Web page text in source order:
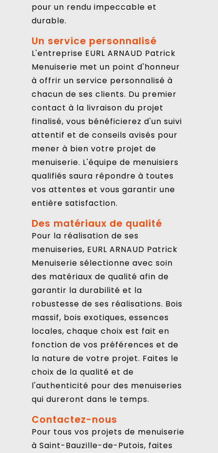
pour un rendu impeccable et
durable.
Un service personnalisé
L'entreprise EURL ARNAUD Patrick
Menuiserie met un point d'honneur
à offrir un service personnalisé à
chacun de ses clients. Du premier
contact à la livraison du projet
finalisé, vous bénéficierez d'un suivi
attentif et de conseils avisés pour
mener à bien votre projet de
menuiserie. L'équipe de menuisiers
qualifiés saura répondre à toutes
vos attentes et vous garantir une
entière satisfaction.
Des matériaux de qualité
Pour la réalisation de ses
menuiseries, EURL ARNAUD Patrick
Menuiserie sélectionne avec soin
des matériaux de qualité afin de
garantir la durabilité et la
robustesse de ses réalisations. Bois
massif, bois exotiques, essences
locales, chaque choix est fait en
fonction de vos préférences et de
la nature de votre projet. Faites le
choix de la qualité et de
l'authenticité pour des menuiseries
qui dureront dans le temps.
Contactez-nous
Pour tous vos projets de menuiserie
à Saint-Bauzille-de-Putois, faites